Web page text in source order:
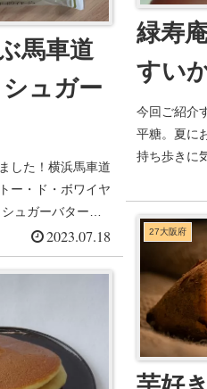
馬車道
ュガー
した！横浜馬車道
ー・ド・ボワイヤ
ュガーバター。
2023.07.18
緑寿
すい
今回ご紹介
平糖。夏に
持ち歩きに
27大阪府